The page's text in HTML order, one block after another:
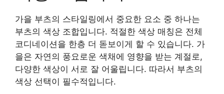
가을 부츠의 스타일링에서 중요한 요소 중 하나는
부츠의 색상 조합입니다. 적절한 색상 매칭은 전체
코디네이션을 한층 더 돋보이게 할 수 있습니다. 가
을은 자연의 풍요로운 색채에 영향을 받는 계절로,
다양한 색상이 서로 잘 어울립니다. 따라서 부츠의
색상 선택이 필수적입니다.